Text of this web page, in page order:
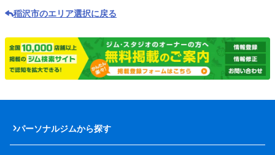
稲沢市のエリア選択に戻る
パーソナルジムから探す